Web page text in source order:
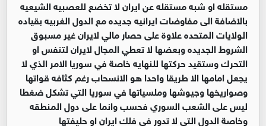
مستقله او شبه مستقله عن ايران لا تخضع للعصبيه الشيعيه
بالاضافة الى مفاوضات ايرانيه جديده مع الدول الغربيه بقياده
الولايات المتحده علاوة على حصار مالي لايران غير مسبوق
الشروط الجديده وبعضها لا تعطي المجال لايران لتنفس او
التحرك وستقيد حركتها للنهايه خاصة في سوريا الامر الذي لا
يجعل امامها الا طريقا واحدا هو الانسحاب رغم كثافه قواتها
وصواريخها وجيوشها وملسياتها في سوريا التي تشكل ضغطا
ليس على الشعب السوري فحسب وانما على دول المنطقه
وخاصة الدول التي لا تدور في فلك ايران او حليفتها